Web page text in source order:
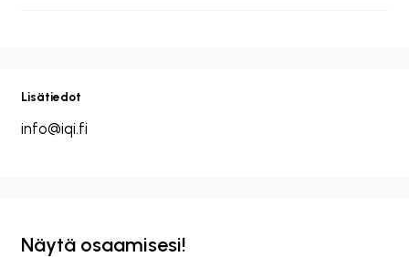
Lisätiedot
info@iqi.fi
Näytä osaamisesi!